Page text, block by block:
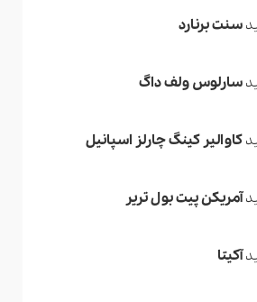
سنت برنارد
سارلوس ولف داگ
کاوالیر کینگ چارلز اسپانیل
آمریکن پیت بول تریر
آکیتا